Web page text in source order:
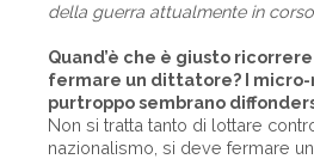
della guerra attualmente in
Quand’è che è giusto
fermare un dittatore? I micro-
purtroppo sembrano
Non si tratta tanto di lottare
nazionalismo, si deve fermare